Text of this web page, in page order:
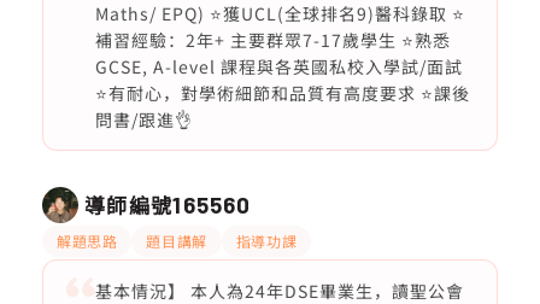
Maths/ EPQ) ⭐️獲UCL(全球排名9)醫科錄取 ⭐️
補習經驗：2年+ 主要群眾7-17歲學生 ⭐️熟悉
GCSE, A-level 課程與各英國私校入學試/面試
⭐️有耐心，對學術細節和品質有高度要求 ⭐️課後
問書/跟進👌
導師編號165560
解題思路 題目講解 指導功課
基本情況】 本人為24年DSE畢業生，讀聖公會